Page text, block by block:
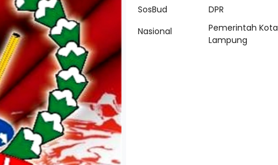
SosBud
DPR
Nasional
Pemerintah Kota
Lampung